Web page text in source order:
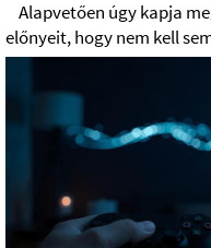
Alapvetően úgy kapja
előnyeit, hogy nem kell